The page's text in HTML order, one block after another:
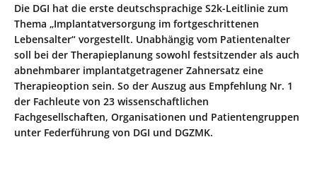
Die DGI hat die erste deutschsprachige S2k-Leitlinie zum
Thema „Implantatversorgung im fortgeschrittenen
Lebensalter“ vorgestellt. Unabhängig vom Patientenalter
soll bei der Therapieplanung sowohl festsitzender als auch
abnehmbarer implantatgetragener Zahnersatz eine
Therapieoption sein. So der Auszug aus Empfehlung Nr. 1
der Fachleute von 23 wissenschaftlichen
Fachgesellschaften, Organisationen und Patientengruppen
unter Federführung von DGI und DGZMK.